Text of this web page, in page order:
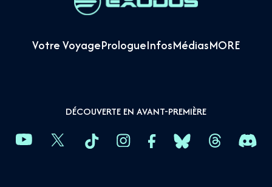
Votre VoyagePrologueInfosMédiasMORE
DÉCOUVERTE EN AVANT-PREMIÈRE